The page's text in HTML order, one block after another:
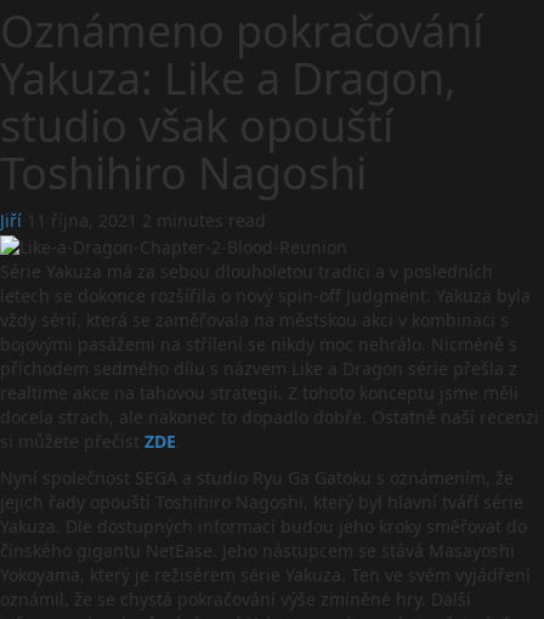
Oznámeno pokračování
Yakuza: Like a Dragon,
studio však opouští
Toshihiro Nagoshi
Jiří 11 října, 2021 2 minutes read
Série Yakuza má za sebou dlouholetou tradici a v posledních
letech se dokonce rozšířila o nový spin-off Judgment. Yakuza byla
vždy sérií, která se zaměřovala na městskou akci v kombinaci s
bojovými pasážemi na střílení se nikdy moc nehrálo. Nicméně s
příchodem sedmého dílu s názvem Like a Dragon série přešla z
realtime akce na tahovou strategii. Z tohoto konceptu jsme měli
docela strach, ale nakonec to dopadlo dobře. Ostatně naší recenzi
si můžete přečíst ZDE
Nyní společnost SEGA a studio Ryu Ga Gatoku s oznámením, že
jejich řady opouští Toshihiro Nagoshi, který byl hlavní tváří série
Yakuza. Dle dostupných informací budou jeho kroky směřovat do
čínského gigantu NetEase. Jeho nástupcem se stává Masayoshi
Yokoyama, který je režisérem série Yakuza. Ten ve svém vyjádření
oznámil, že se chystá pokračování výše zmíněné hry. Další